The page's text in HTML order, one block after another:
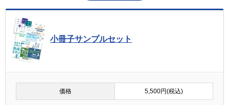
小冊子サンプルセット
価格 5,500円(税込)